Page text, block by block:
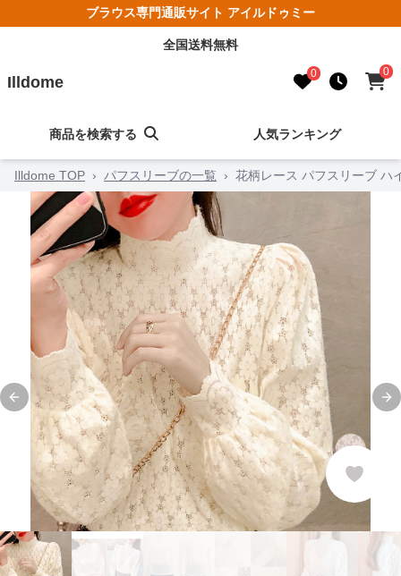
ブラウス専門通販サイト アイルドゥミー
全国送料無料
Illdome 0 0
商品を検索する 人気ランキング
Illdome TOP › パフスリーブの一覧 › 花柄レース パフスリーブ ハ
Previous slide